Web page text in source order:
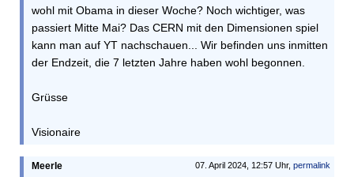
wohl mit Obama in dieser Woche? Noch wichtiger, was
passiert Mitte Mai? Das CERN mit den Dimensionen spiel
kann man auf YT nachschauen... Wir befinden uns inmitten
der Endzeit, die 7 letzten Jahre haben wohl begonnen.
Grüsse
Visionaire
07. April 2024, 12:57 Uhr, permalink
Meerle